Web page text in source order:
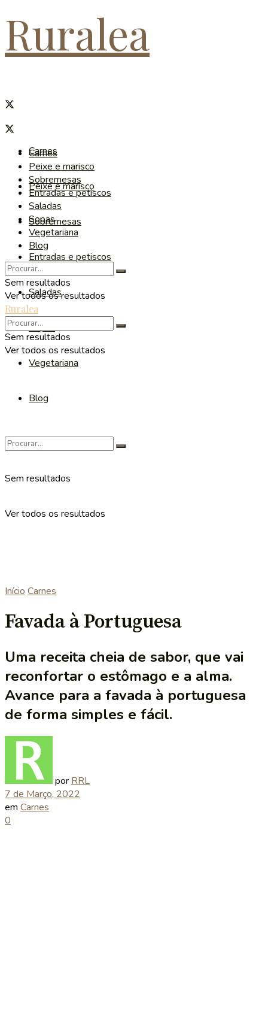
Ruralea
Carnes
Peixe e marisco
Sobremesas
Entradas e petiscos
Saladas
Sopas
Vegetariana
Blog
Sem resultados
Ver todos os resultados
Carnes
Peixe e marisco
Sobremesas
Entradas e petiscos
Saladas
Sopas
Vegetariana
Blog
Sem resultados
Ver todos os resultados
Ruralea
Sem resultados
Ver todos os resultados
Início Carnes
Favada à Portuguesa
Uma receita cheia de sabor, que vai
reconfortar o estômago e a alma.
Avance para a favada à portuguesa
de forma simples e fácil.
por RRL
7 de Março, 2022
em Carnes
0